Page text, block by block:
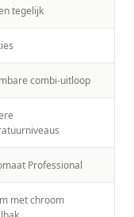
tegelijk
combi-uitloop
Professional
met chroom